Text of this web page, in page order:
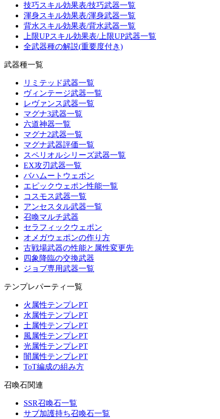
技巧スキル効果表/技巧武器一覧
渾身スキル効果表/渾身武器一覧
背水スキル効果表/背水武器一覧
上限UPスキル効果表/上限UP武器一覧
全武器種の解説(重要度付き)
武器種一覧
リミテッド武器一覧
ヴィンテージ武器一覧
レヴァンス武器一覧
マグナ3武器一覧
六道神器一覧
マグナ2武器一覧
マグナ武器評価一覧
スペリオルシリーズ武器一覧
EX攻刃武器一覧
バハムートウェポン
エピックウェポン性能一覧
コスモス武器一覧
アンセスタル武器一覧
召喚マルチ武器
セラフィックウェポン
オメガウェポンの作り方
古戦場武器の性能と属性変更先
四象降臨の交換武器
ジョブ専用武器一覧
テンプレパーティ一覧
火属性テンプレPT
水属性テンプレPT
土属性テンプレPT
風属性テンプレPT
光属性テンプレPT
闇属性テンプレPT
ToT編成の組み方
召喚石関連
SSR召喚石一覧
サブ加護持ち召喚石一覧